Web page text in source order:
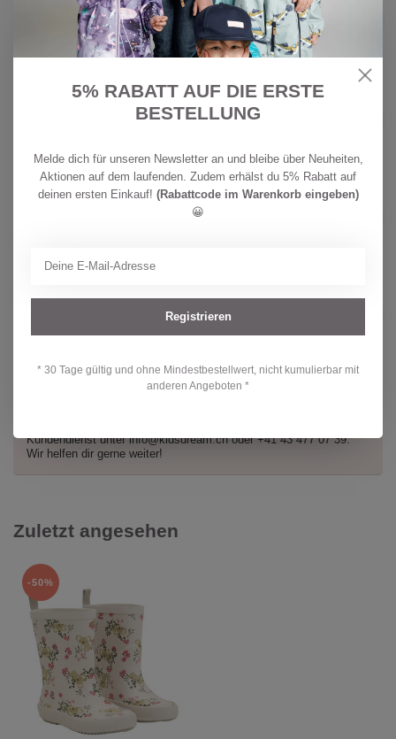
Minymo Mädchen T-Shirt
Raindrops on Roses
Auf Lager
32,90
CHF
25,90
REIMA
Reima Kinder BugProof T-shirt
Inista Fresh Mint
CHF
REIMA
Reima Kinder BugProof T-shirt
CHF
PROTEST
Protest Mädchen Bikini PRTAline
Kundendienst unterinfo@kidsdream.choder +41 43 477 07 39.
Wir helfen dir gerne weiter!
Zuletzt angesehen
-50%
5% RABATT AUF DIE ERSTE
BESTELLUNG
Melde dich für unseren Newsletter an und bleibe über Neuheiten,
Aktionen auf dem laufenden. Zudem erhälst du 5% Rabatt auf
deinen ersten Einkauf! (Rabattcode im Warenkorb eingeben)
😀
Registrieren
* 30 Tage gültig und ohne Mindestbestellwert, nicht kumulierbar mit
anderen Angeboten *